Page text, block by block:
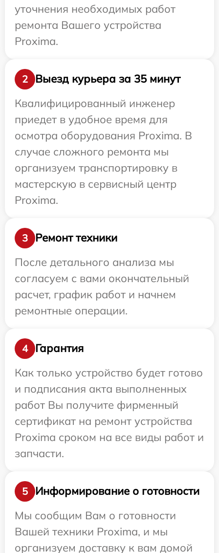
уточнения необходимых работ
ремонта Вашего устройства
Proxima.
2
Выезд курьера за 35 минут
Квалифицированный инженер
приедет в удобное время для
осмотра оборудования Proxima. В
случае сложного ремонта мы
организуем транспортировку в
мастерскую в сервисный центр
Proxima.
3
Ремонт техники
После детального анализа мы
согласуем с вами окончательный
расчет, график работ и начнем
ремонтные операции.
4
Гарантия
Как только устройство будет готово
и подписания акта выполненных
работ Вы получите фирменный
сертификат на ремонт устройства
Proxima сроком на все виды работ и
запчасти.
5
Информирование о готовности
Мы сообщим Вам о готовности
Вашей техники Proxima, и мы
организуем доставку к вам домой